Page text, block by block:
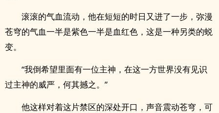
滚滚的气血流动，他在短短的时日又进了一步，弥漫
苍穹的气血一半是紫色一半是血红色，这是一种另类的蜕
变。
“我倒希望里面有一位主神，在这一方世界没有见识
过主神的威严，何其撼之。”
他这样对着这片禁区的深处开口，声音震动苍穹，可